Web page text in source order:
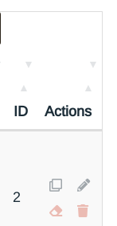
ID Actions
2